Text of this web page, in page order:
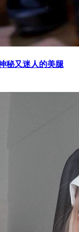
秘又迷人的󠄹美腿